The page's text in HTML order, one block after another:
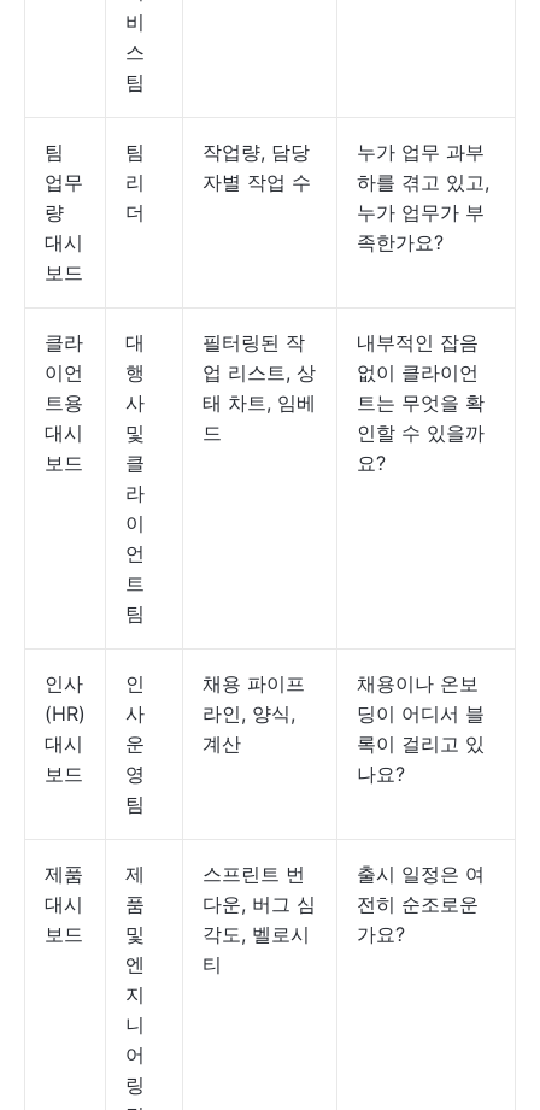
비
스
팀
팀
업무
량
대시
보드
팀
리
더
작업량, 담당
자별 작업 수
누가 업무 과부
하를 겪고 있고,
누가 업무가 부
족한가요?
클라
이언
트용
대시
보드
대
행
사
및
클
라
이
언
트
팀
필터링된 작
업 리스트, 상
태 차트, 임베
드
내부적인 잡음
없이 클라이언
트는 무엇을 확
인할 수 있을까
요?
인사
(HR)
대시
보드
인
사
운
영
팀
채용 파이프
라인, 양식,
계산
채용이나 온보
딩이 어디서 블
록이 걸리고 있
나요?
제품
대시
보드
제
품
및
엔
지
니
어
링
스프린트 번
다운, 버그 심
각도, 벨로시
티
출시 일정은 여
전히 순조로운
가요?